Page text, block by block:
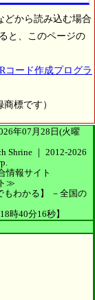
どから読み込む場合
と、このページの
コード作成プログラ
標です）
年07月28日(火曜
Shrine ｜ 2012-2026
情報サイト
≫
わかる】
－全国の
時40分16秒】